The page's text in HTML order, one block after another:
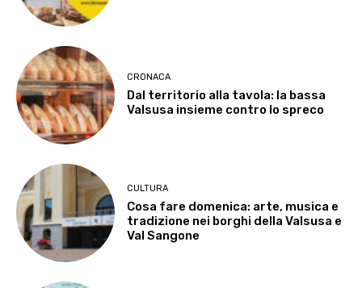
CRONACA
Dal territorio alla tavola: la bassa
Valsusa insieme contro lo spreco
CULTURA
Cosa fare domenica: arte, musica e
tradizione nei borghi della Valsusa e
Val Sangone